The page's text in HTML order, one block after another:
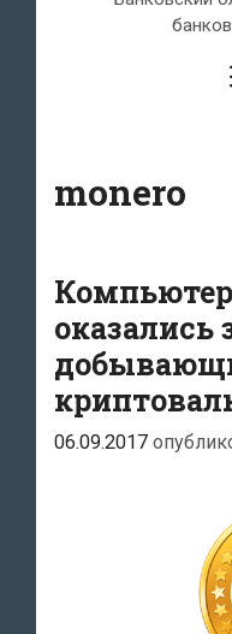
monero
06.09.2017